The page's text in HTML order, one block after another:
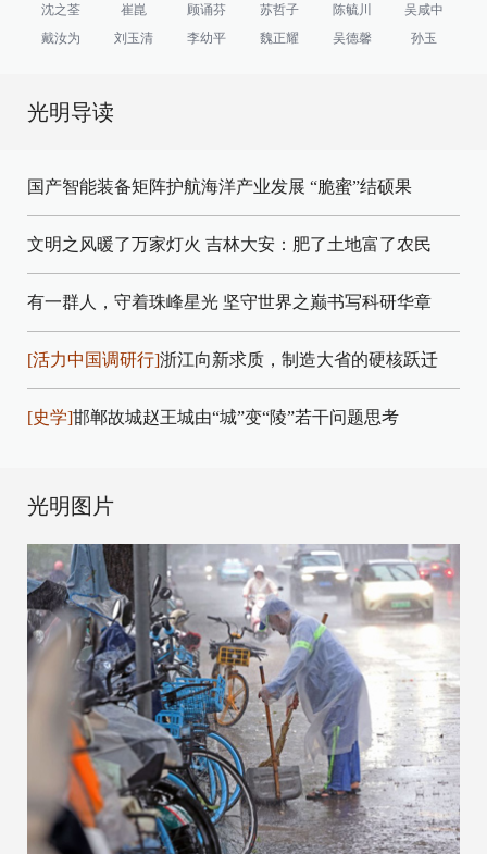
沈之荃 崔崑 顾诵芬 苏哲子 陈毓川
吴咸中
戴汝为
刘玉清 李幼平 魏正耀 吴德馨 孙玉
光明导读
国产智能装备矩阵护航海洋产业发展 “脆蜜”结硕果
文明之风暖了万家灯火 吉林大安：肥了土地富了农民
有一群人，守着珠峰星光 坚守世界之巅书写科研华章
[活力中国调研行]浙江向新求质，制造大省的硬核跃迁
[史学]邯郸故城赵王城由“城”变“陵”若干问题思考
光明图片